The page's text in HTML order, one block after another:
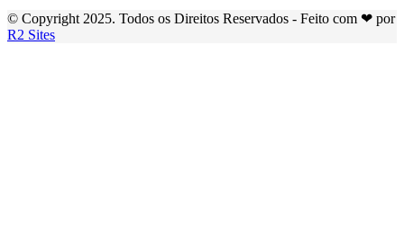
© Copyright 2025. Todos os Direitos Reservados - Feito com ❤ por
R2 Sites